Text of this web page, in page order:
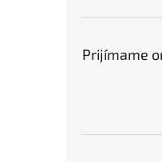
Prijímame